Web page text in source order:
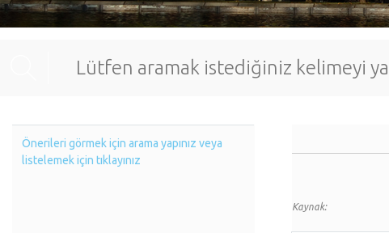
Kaynak:
Önerileri görmek için arama yapınız veya
listelemek için tıklayınız